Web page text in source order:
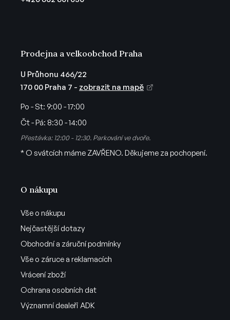
O nákupu
Vše o nákupu
Nejčastější dotazy
Obchodní a záruční podmínky
Vše o záruce a reklamacích
Vrácení zboží
Ochrana osobních dat
Významní dealeři ADK
Prodejna a velkoobchod Praha
U Průhonu 466/22
170 00 Praha 7 - zobrazit na mapě
Po - St: 9:00 - 17:00
Čt - Pá: 8:30 - 14:00
Přestávka: 12:00 - 12:30. Parkování ve dvoře.
* O svátcích máme ZAVŘENO. Děkujeme za pochopení.